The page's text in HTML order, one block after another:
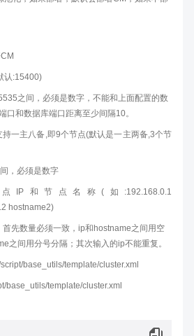
认:15400)
之间，必须是数字，不能和上面配置的数
口和数据库端口距离至少间隔10。
一主八备,即9个节点(默认是一主两备,3个节
，必须是数字
IP和节点名称(如:192.168.0.1
hostname2)
先数量必须一致，ip和hostname之间用空
之间用分号分隔；其次输入的ip不能重复。
base_utils/template/cluster.xml
base_utils/template/cluster.xml